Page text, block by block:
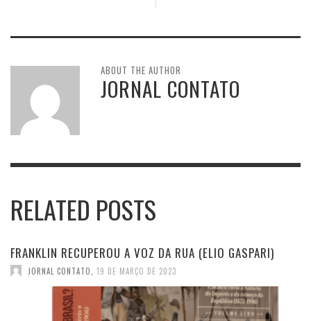
ABOUT THE AUTHOR
JORNAL CONTATO
RELATED POSTS
FRANKLIN RECUPEROU A VOZ DA RUA (ELIO GASPARI)
JORNAL CONTATO 19 DE MARÇO DE 2023